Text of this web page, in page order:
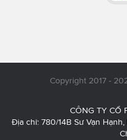
Copyright 2017 -
CÔNG TY CỔ
Địa chỉ: 780/14B Sư Vạn